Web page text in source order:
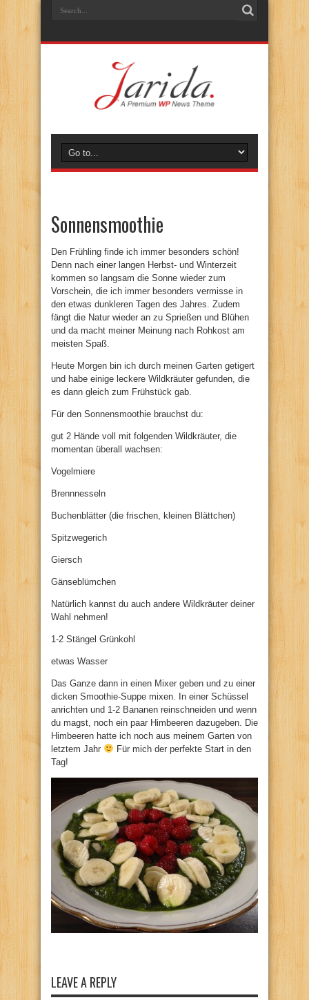
Sonnensmoothie
Den Frühling finde ich immer besonders schön!
Denn nach einer langen Herbst- und Winterzeit
kommen so langsam die Sonne wieder zum
Vorschein, die ich immer besonders vermisse in
den etwas dunkleren Tagen des Jahres. Zudem
fängt die Natur wieder an zu Sprießen und Blühen
und da macht meiner Meinung nach Rohkost am
meisten Spaß.
Heute Morgen bin ich durch meinen Garten getigert
und habe einige leckere Wildkräuter gefunden, die
es dann gleich zum Frühstück gab.
Für den Sonnensmoothie brauchst du:
gut 2 Hände voll mit folgenden Wildkräuter, die
momentan überall wachsen:
Vogelmiere
Brennnesseln
Buchenblätter (die frischen, kleinen Blättchen)
Spitzwegerich
Giersch
Gänseblümchen
Natürlich kannst du auch andere Wildkräuter deiner
Wahl nehmen!
1-2 Stängel Grünkohl
etwas Wasser
Das Ganze dann in einen Mixer geben und zu einer
dicken Smoothie-Suppe mixen. In einer Schüssel
anrichten und 1-2 Bananen reinschneiden und wenn
du magst, noch ein paar Himbeeren dazugeben. Die
Himbeeren hatte ich noch aus meinem Garten von
letztem Jahr
Für mich der perfekte Start in den
Tag!
LEAVE A REPLY